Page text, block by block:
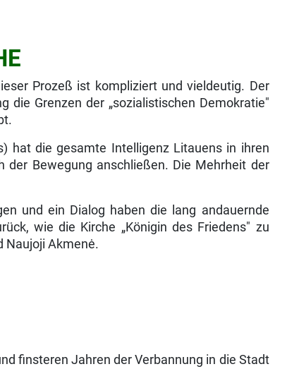
Prozeß ist kompliziert und viel­deutig. Der
die Grenzen der „sozialistischen Demokratie"
hat die gesamte Intelligenz Litauens in ihren
der Bewegung anschließen. Die Mehrheit der
und ein Dialog haben die lang andau­ernde
wie die Kirche „Königin des Friedens" zu
Naujoji Akmenė.
finsteren Jahren der Verbannung in die Stadt